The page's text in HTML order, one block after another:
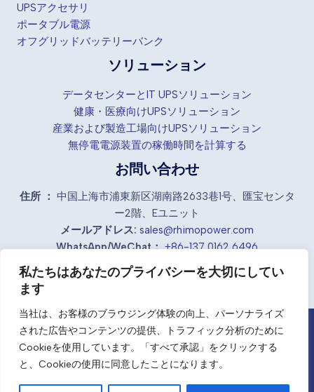
私たちはあなたのプライバシーを大切にしてい
ます
当社は、お客様のブラウジング体験の向上、パーソナライズ
された広告やコンテンツの提供、トラフィック分析のために
Cookieを使用しています。「すべて承認」をクリックする
と、Cookieの使用に同意したことになります。
UPSアクセサリ
ポータブル電源
オフグリッドバッテリーバンク
ソリューション
データセンターとIT UPSソリューション
健康・医療向けUPSソリューション
産業および製造工場向けUPSソリューション
無停電電源装置の稼働時間を計算する
お問い合わせ
住所 ： 中国上海市浦東新区湖南路2633巷1号、匯宝センタ
ー2階、Eユニット
メールアドレス: sales@rhimopower.com
WhatsApp/WeChat： +86-137 0162 6496
中国の産業用UPSサプライヤーとメーカー
JA